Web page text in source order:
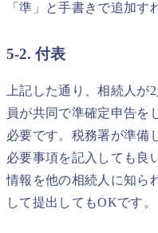
「準」と手書きで追加す
5-2. 付表
上記した通り、相続人が
員が共同で準確定申告を
必要です。税務署が準備
必要事項を記入しても良
情報を他の相続人に知ら
して提出してもOKです。